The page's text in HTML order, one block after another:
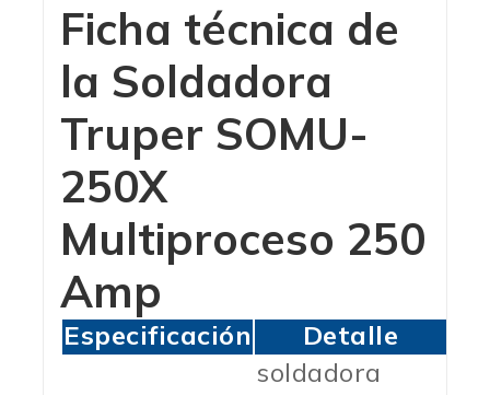
Ficha técnica de
la Soldadora
Truper SOMU-
250X
Multiproceso 250
Amp
Especificación Detalle
soldadora